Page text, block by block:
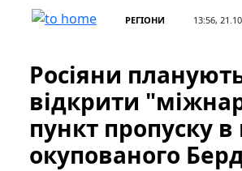
РЕГІОНИ 13:56,
Росіяни
відкрити
пункт пропуску в
окупованого